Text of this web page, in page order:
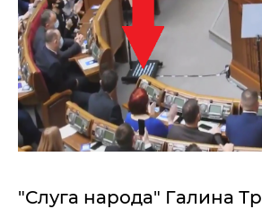
"Слуга народа" Галина